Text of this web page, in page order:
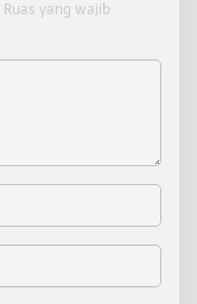
Ruas yang wajib